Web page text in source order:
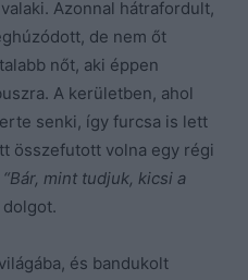
Azonnal hátrafordult,
de nem őt
nőt, aki éppen
A kerületben, ahol
senki, így furcsa is lett
összefutott volna egy régi
“Bár, mint tudjuk, kicsi a
dolgot.
és bandukolt